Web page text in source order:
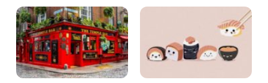
om att en balanserad kos...